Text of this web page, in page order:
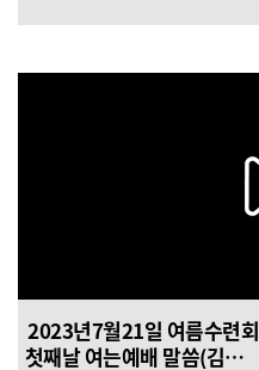
2023년7월21일 여름수련회
첫째날 여는예배 말씀(김용식